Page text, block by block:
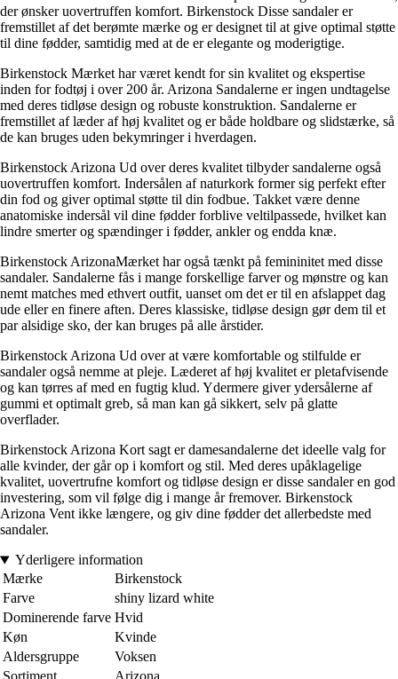
der ønsker uovertruffen komfort. Birkenstock Disse sandaler er
fremstillet af det berømte mærke og er designet til at give optimal støtte
til dine fødder, samtidig med at de er elegante og moderigtige.
Birkenstock Mærket har været kendt for sin kvalitet og ekspertise
inden for fodtøj i over 200 år. Arizona Sandalerne er ingen undtagelse
med deres tidløse design og robuste konstruktion. Sandalerne er
fremstillet af læder af høj kvalitet og er både holdbare og slidstærke, så
de kan bruges uden bekymringer i hverdagen.
Birkenstock Arizona Ud over deres kvalitet tilbyder sandalerne også
uovertruffen komfort. Indersålen af naturkork former sig perfekt efter
din fod og giver optimal støtte til din fodbue. Takket være denne
anatomiske indersål vil dine fødder forblive veltilpassede, hvilket kan
lindre smerter og spændinger i fødder, ankler og endda knæ.
Birkenstock ArizonaMærket har også tænkt på femininitet med disse
sandaler. Sandalerne fås i mange forskellige farver og mønstre og kan
nemt matches med ethvert outfit, uanset om det er til en afslappet dag
ude eller en finere aften. Deres klassiske, tidløse design gør dem til et
par alsidige sko, der kan bruges på alle årstider.
Birkenstock Arizona Ud over at være komfortable og stilfulde er
sandaler også nemme at pleje. Læderet af høj kvalitet er pletafvisende
og kan tørres af med en fugtig klud. Ydermere giver ydersålerne af
gummi et optimalt greb, så man kan gå sikkert, selv på glatte
overflader.
Birkenstock Arizona Kort sagt er damesandalerne det ideelle valg for
alle kvinder, der går op i komfort og stil. Med deres upåklagelige
kvalitet, uovertrufne komfort og tidløse design er disse sandaler en god
investering, som vil følge dig i mange år fremover. Birkenstock
Arizona Vent ikke længere, og giv dine fødder det allerbedste med
sandaler.
Yderligere information
Mærke
Birkenstock
Farve
shiny lizard white
Dominerende farve Hvid
Køn
Kvinde
Aldersgruppe
Voksen